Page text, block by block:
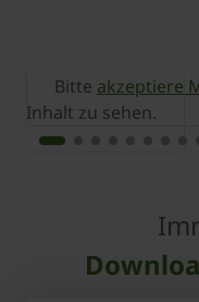
Bitte akzeptiere
Inhalt zu sehen.